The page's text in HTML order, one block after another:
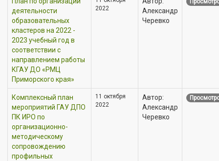
деятельности
образовательных
кластеров на 2022 -
2023 учебный год в
соответствии с
направлением работы
КГАУ ДО «РМЦ
Приморского края»
2022
Александр
Черевко
Комплексный план
мероприятий ГАУ ДПО
ПК ИРО по
организационно-
методическому
сопровождению
профильных
11 октября
2022
Автор:
Александр
Черевко